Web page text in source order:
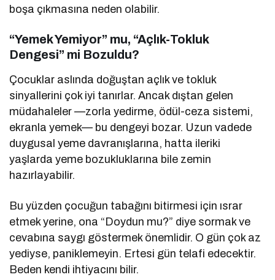
boşa çıkmasına neden olabilir.
“Yemek Yemiyor” mu, “Açlık-Tokluk
Dengesi” mi Bozuldu?
Çocuklar aslında doğuştan açlık ve tokluk
sinyallerini çok iyi tanırlar. Ancak dıştan gelen
müdahaleler —zorla yedirme, ödül-ceza sistemi,
ekranla yemek— bu dengeyi bozar. Uzun vadede
duygusal yeme davranışlarına, hatta ileriki
yaşlarda yeme bozukluklarına bile zemin
hazırlayabilir.
Bu yüzden çocuğun tabağını bitirmesi için ısrar
etmek yerine, ona “Doydun mu?” diye sormak ve
cevabına saygı göstermek önemlidir. O gün çok az
yediyse, paniklemeyin. Ertesi gün telafi edecektir.
Beden kendi ihtiyacını bilir.